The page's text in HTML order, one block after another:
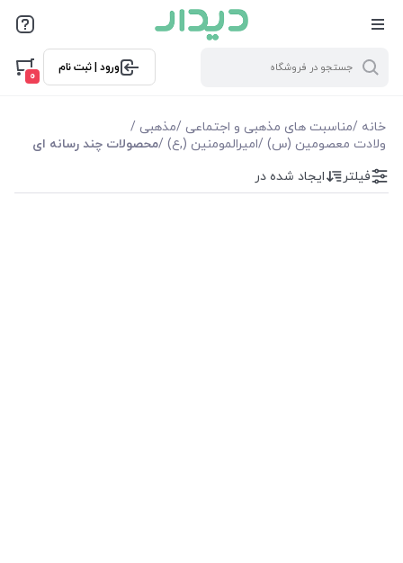
ورود | ثبت نام
0
خانه /مناسبت های مذهبی و اجتماعی /مذهبی /
ولادت معصومین (س) /امیرالمومنین (,ع) /محصولات چند رسانه ای
فیلترها
موجودی
فیلتر ایجاد شده در